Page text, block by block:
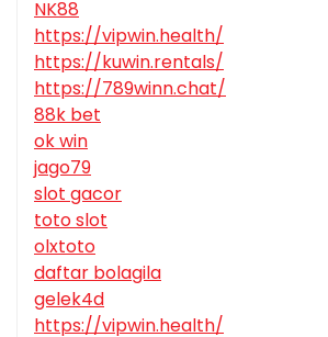
NK88
https://vipwin.health/
https://kuwin.rentals/
https://789winn.chat/
88k bet
ok win
jago79
slot gacor
toto slot
olxtoto
daftar bolagila
gelek4d
https://vipwin.health/